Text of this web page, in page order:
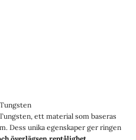
ett material som baseras
Dess unika egenskaper ger ringen